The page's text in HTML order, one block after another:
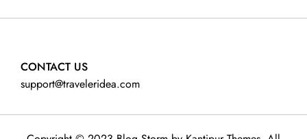
CONTACT US
support@traveleridea.com